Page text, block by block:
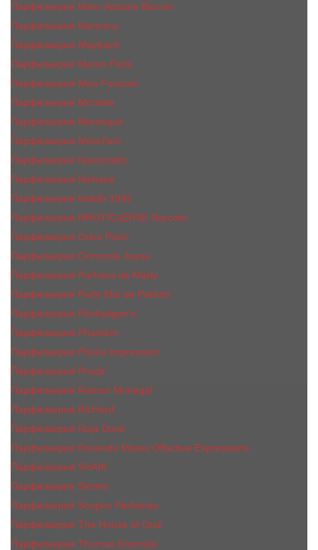
Парфюмерия Marc-Antoine Barrois
Парфюмерия Mancera
Парфюмерия Maybach
Парфюмерия Memo Paris
Парфюмерия Meo Fusciuni
Парфюмерия Montale
Парфюмерия Moresque
Парфюмерия Moschino
Парфюмерия Nasomatto
Парфюмерия Nishane
Парфюмерия Nobile 1942
Парфюмерия NROTICuERSE Narcotic
Парфюмерия Orlov Paris
Парфюмерия Ormonde Jayne
Парфюмерия Parfums de Marly
Парфюмерия Parle Moi de Parfum
Парфюмерия Penhaligon's
Парфюмерия Phaedon
Парфюмерия Plume Impression
Парфюмерия Prada
Парфюмерия Ramon Monegal
Парфюмерия RicHard
Парфюмерия Roja Dove
Парфюмерия Rosendo Mateu Olfactive Expressions
Парфюмерия SHAIK
Парфюмерия Simimi
Парфюмерия Sospiro Perfumes
Парфюмерия The House of Oud
Парфюмерия Thomas Kosmala